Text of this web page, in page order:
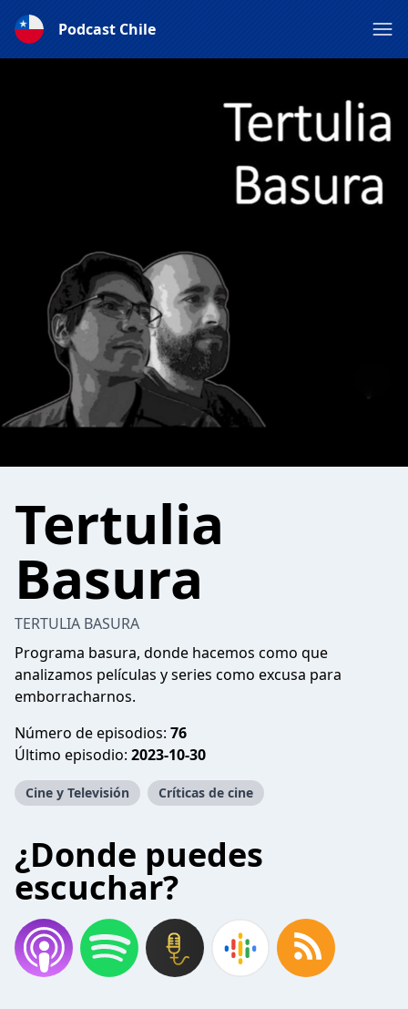
Podcast Chile
Tertulia
Basura
TERTULIA BASURA
Programa basura, donde hacemos como que
analizamos películas y series como excusa para
emborracharnos.
Número de episodios: 76
Último episodio: 2023-10-30
Cine y Televisión Críticas de cine
¿Donde puedes
escuchar?